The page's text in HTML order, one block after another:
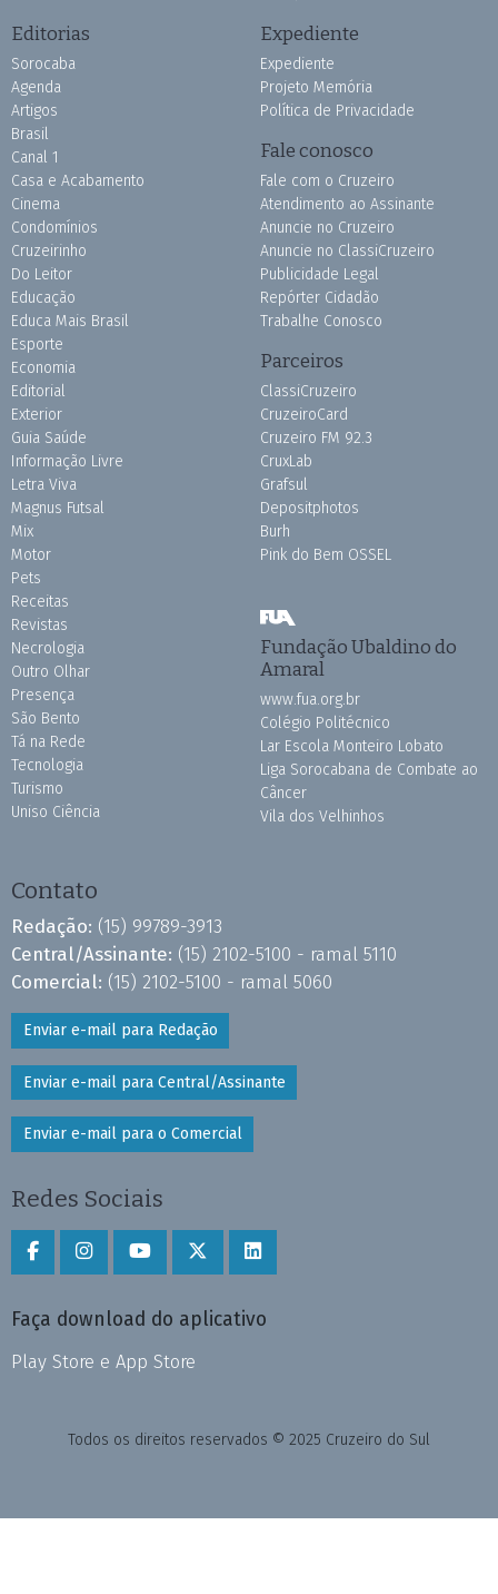
Editorias
Sorocaba
Agenda
Artigos
Brasil
Canal 1
Casa e Acabamento
Cinema
Condomínios
Cruzeirinho
Do Leitor
Educação
Educa Mais Brasil
Esporte
Economia
Editorial
Exterior
Guia Saúde
Informação Livre
Letra Viva
Magnus Futsal
Mix
Motor
Pets
Receitas
Revistas
Necrologia
Outro Olhar
Presença
São Bento
Tá na Rede
Tecnologia
Turismo
Uniso Ciência
Expediente
Expediente
Projeto Memória
Política de Privacidade
Fale conosco
Fale com o Cruzeiro
Atendimento ao Assinante
Anuncie no Cruzeiro
Anuncie no ClassiCruzeiro
Publicidade Legal
Repórter Cidadão
Trabalhe Conosco
Parceiros
ClassiCruzeiro
CruzeiroCard
Cruzeiro FM 92.3
CruxLab
Grafsul
Depositphotos
Burh
Pink do Bem OSSEL
Fundação Ubaldino do
Amaral
www.fua.org.br
Colégio Politécnico
Lar Escola Monteiro Lobato
Liga Sorocabana de Combate ao
Câncer
Vila dos Velhinhos
Contato
Redação: (15) 99789-3913
Central/Assinante: (15) 2102-5100 - ramal 5110
Comercial: (15) 2102-5100 - ramal 5060
Enviar e-mail para Redação
Enviar e-mail para Central/Assinante
Enviar e-mail para o Comercial
Redes Sociais
Faça download do aplicativo
Play Store e App Store
Todos os direitos reservados © 2025 Cruzeiro do Sul